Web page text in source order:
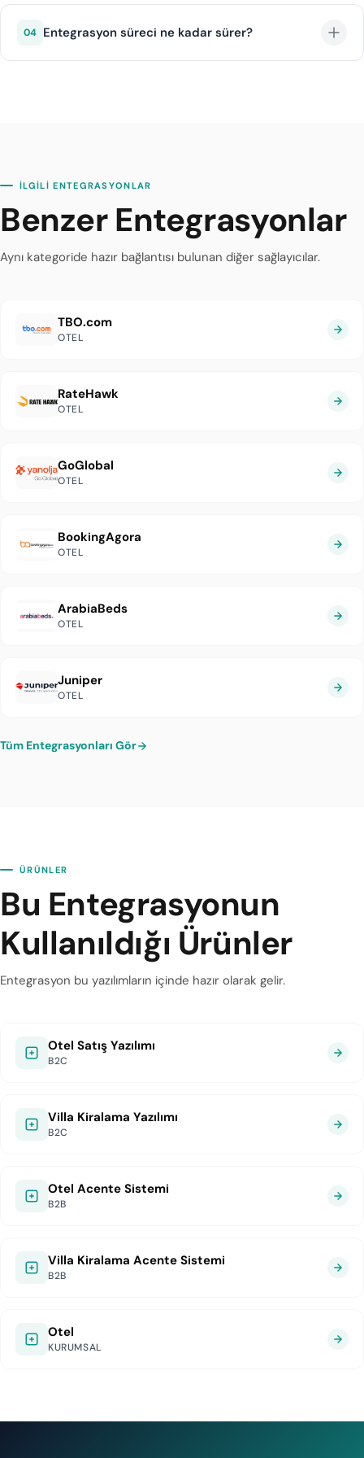
WebBeds'in 400.000+ tesislik envanteri tüm kıtalarda
Avrupa, Orta Doğu ve Afrika'da özellikle güçlü
envanteri bulunmaktadır.
04 Entegrasyon süreci ne kadar sürer?
İLGİLİ ENTEGRASYONLAR
Benzer Entegrasyonlar
Aynı kategoride hazır bağlantısı bulunan diğer sağlayıcılar.
TBO.com
OTEL
RateHawk
OTEL
GoGlobal
OTEL
BookingAgora
OTEL
ArabiaBeds
OTEL
Juniper
OTEL
Tüm Entegrasyonları Gör
ÜRÜNLER
Bu Entegrasyonun
Kullanıldığı Ürünler
Entegrasyon bu yazılımların içinde hazır olarak gelir.
Otel Satış Yazılımı
B2C
Villa Kiralama Yazılımı
B2C
Otel Acente Sistemi
B2B
Villa Kiralama Acente Sistemi
B2B
Otel
KURUMSAL